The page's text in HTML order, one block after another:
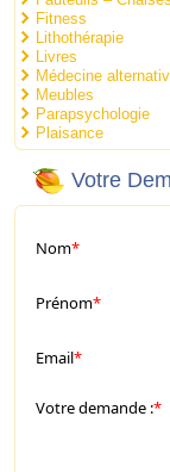
Fitness
Lithothérapie
Livres
Médecine
Meubles
Parapsychologie
Plaisance
Votre
Nom*
Prénom*
Email*
Votre demande :*